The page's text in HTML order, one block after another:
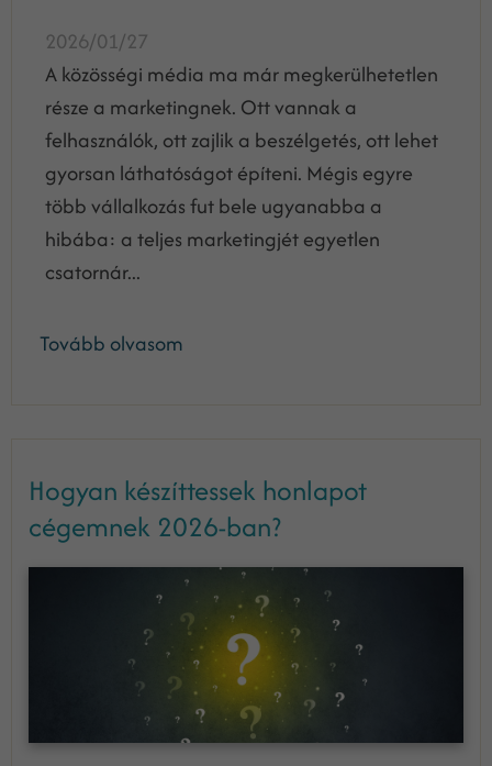
2026/01/27
A közösségi média ma már megkerülhetetlen
része a marketingnek. Ott vannak a
felhasználók, ott zajlik a beszélgetés, ott lehet
gyorsan láthatóságot építeni. Mégis egyre
több vállalkozás fut bele ugyanabba a
hibába: a teljes marketingjét egyetlen
csatornár...
Tovább olvasom
Hogyan készíttessek honlapot
cégemnek 2026-ban?